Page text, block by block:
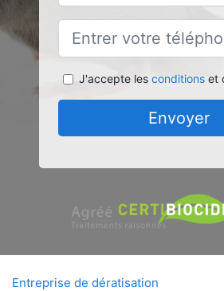
J'accepte les conditionset
Envoyer
Entreprise de dératisation